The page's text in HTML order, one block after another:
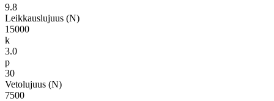
9.8
Leikkauslujuus (N)
15000
k
3.0
p
30
Vetolujuus (N)
7500